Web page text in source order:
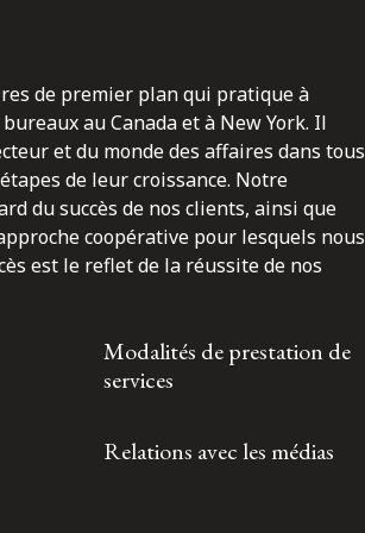
de premier plan qui pratique à
au Canada et à New York. Il
et du monde des affaires dans tous
de leur croissance. Notre
du succès de nos clients, ainsi que
coopérative pour lesquels nous
est le reflet de la réussite de nos
Modalités de prestation de
services
Relations avec les médias